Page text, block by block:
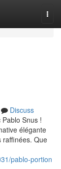
Discuss
Snus !
élégante
raffinées. Que
pablo-portion